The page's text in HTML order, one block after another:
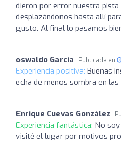
dieron por error nuestra
desplazándonos hasta allí
gusto. Al final lo pasamos
oswaldo García Publicada en
Experiencia positiva: Buenas
echa de menos sombra en
Enrique Cuevas González
Experiencia fantástica: No
visité el lugar por motivos